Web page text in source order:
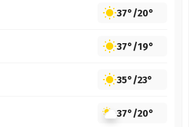
37°/20°
37°/19°
35°/23°
37°/20°